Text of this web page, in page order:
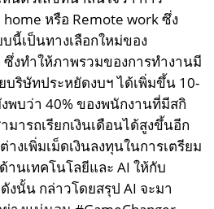
หรือ Remote work ซึ่ง
นี้เป็นทางเลือกใหม่ของ
ซึ่งทำให้ภาพรวมของการทำงานมี
ริษัทประหยัดงบฯ ได้เพิ่มขึ้น 10-
งพบว่า 40% ของพนักงานที่มีสกิ
มารถเรียกเงินเดือนได้สูงขึ้นอีก
งเพิ่มเม็ดเงินลงทุนในการเตรียม
นเทคโนโลยีและ AI ให้กับ
นั้น กล่าวโดยสรุป AI จะมา